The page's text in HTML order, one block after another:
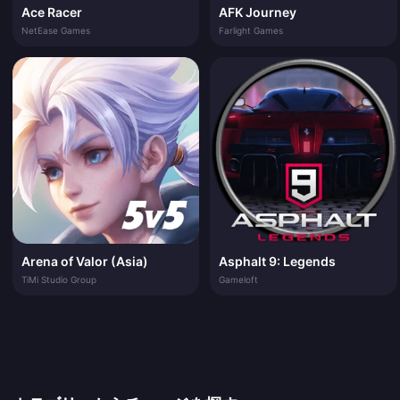
Ace Racer
NetEase Games
AFK Journey
Farlight Games
Arena of Valor (Asia)
TiMi Studio Group
Asphalt 9: Legends
Gameloft